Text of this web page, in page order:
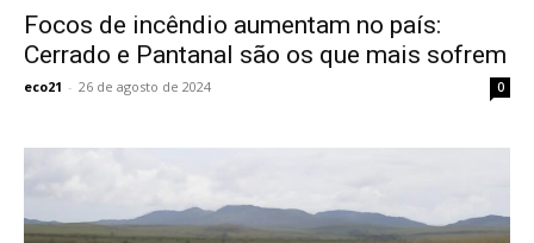
Focos de incêndio aumentam no país:
Cerrado e Pantanal são os que mais sofrem
eco21 - 26 de agosto de 2024 0